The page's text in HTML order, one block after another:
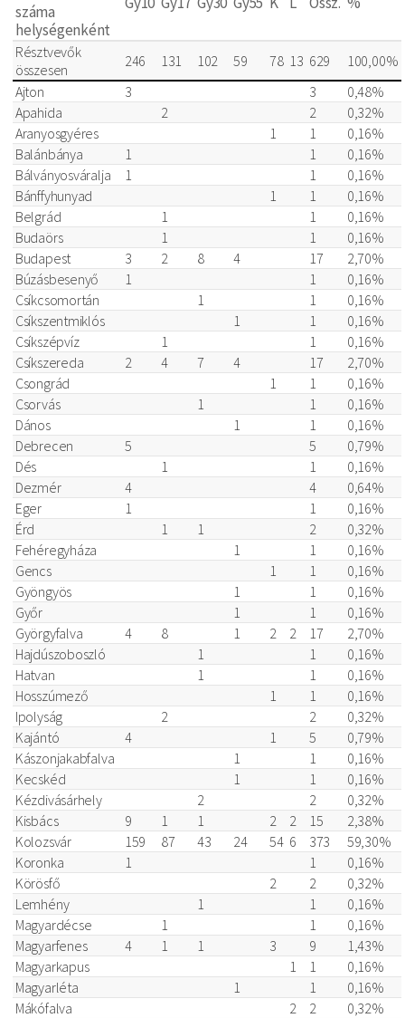
száma
helységenként
Résztvevők
összesen
246 131 102 59 78 13 629
100,00%
Ajton
3 3
0,48%
Apahida
2 2
0,32%
Aranyosgyéres
1 1
0,16%
Balánbánya
1 1
0,16%
Bálványosváralja
1 1
0,16%
Bánffyhunyad
1 1
0,16%
Belgrád
1 1
0,16%
Budaörs
1 1
0,16%
Budapest
3 2 8 4 17
2,70%
Búzásbesenyő
1 1
0,16%
Csíkcsomortán
1 1
0,16%
Csíkszentmiklós
1 1
0,16%
Csíkszépvíz
1 1
0,16%
Csíkszereda
2 4 7 4 17
2,70%
Csongrád
1 1
0,16%
Csorvás
1 1
0,16%
Dános
1 1
0,16%
Debrecen
5 5
0,79%
Dés
1 1
0,16%
Dezmér
4 4
0,64%
Eger
1 1
0,16%
Érd
1 1 2
0,32%
Fehéregyháza
1 1
0,16%
Gencs
1 1
0,16%
Gyöngyös
1 1
0,16%
Győr
1 1
0,16%
Györgyfalva
4 8 1 2 2 17
2,70%
Hajdúszoboszló
1 1
0,16%
Hatvan
1 1
0,16%
Hosszúmező
1 1
0,16%
Ipolyság
2 2
0,32%
Kajántó
4 1 5
0,79%
Kászonjakabfalva
1 1
0,16%
Kecskéd
1 1
0,16%
Kézdivásárhely
2 2
0,32%
Kisbács
9 1 1 2 2 15
2,38%
Kolozsvár
159 87 43 24 54 6 373
59,30%
Koronka
1 1
0,16%
Körösfő
2 2
0,32%
Lemhény
1 1
0,16%
Magyardécse
1 1
0,16%
Magyarfenes
4 1 1 3 9
1,43%
Magyarkapus
1 1
0,16%
Magyarléta
1 1
0,16%
Mákófalva
2 2
0,32%